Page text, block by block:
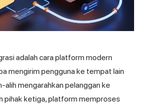
adalah cara platform modern
mengirim pengguna ke tempat lain
alih mengarahkan pelanggan ke
pihak ketiga, platform memproses